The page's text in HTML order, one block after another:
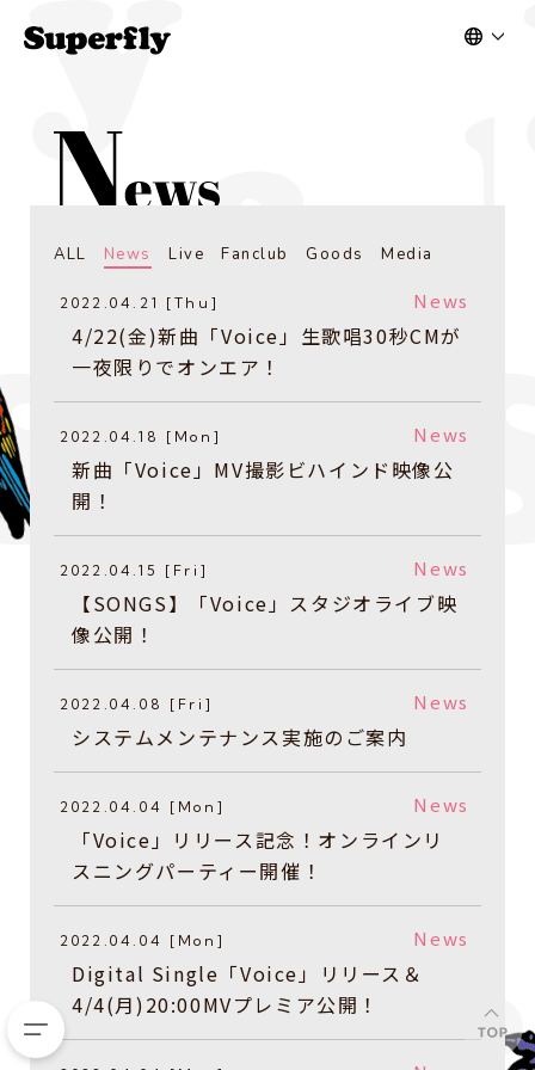
ALL News Live Fanclub Goods Media
2022.04.21 [Thu] News
4/22(金)新曲「Voice」生歌唱30秒CMが
一夜限りでオンエア！
2022.04.18 [Mon] News
新曲「Voice」MV撮影ビハインド映像公
開！
2022.04.15 [Fri] News
【SONGS】「Voice」スタジオライブ映
像公開！
2022.04.08 [Fri] News
システムメンテナンス実施のご案内
2022.04.04 [Mon] News
「Voice」リリース記念！オンラインリ
スニングパーティー開催！
2022.04.04 [Mon] News
Digital Single「Voice」リリース＆
4/4(月)20:00MVプレミア公開！